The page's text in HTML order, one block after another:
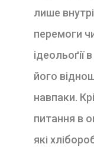
лише
перемоги
ідеольоґії
його
навпаки.
питання в
які